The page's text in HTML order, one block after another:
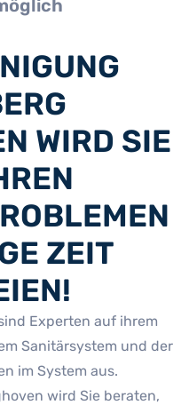
WIRD SIE
ZEIT
Experten auf ihrem
Sanitärsystem und der
im System aus.
wird Sie beraten,